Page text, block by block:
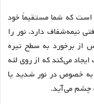
است که شما مستقیماً خود
نیمه‌شفاف دارد، نور را
از برخورد به سطح تیره
می‌کند که از روی لثه
خصوص در نور شدید یا
چشم می‌آید.